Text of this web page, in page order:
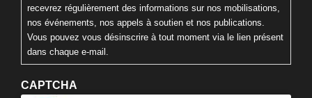
recevrez régulièrement des informations sur nos mobilisations,
nos événements, nos appels à soutien et nos publications.
Vous pouvez vous désinscrire à tout moment via le lien présent
dans chaque e-mail.
CAPTCHA